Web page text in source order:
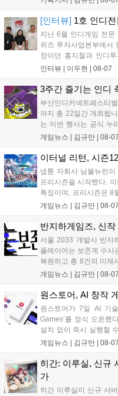
용자는 과제를 완수하
자드 장신구 등을 획득
[인터뷰] 1호 인디
지난 6월 인디게임 전문
위즈 투자사업본부에서
장이던 홍지철과 인디
장이던 이민정이 이사
들어왔다. 서비스 중인...
인터뷰 | 이두현 08-07
3주간 즐기는 인디
부산인디커넥트페스티
까지 총 22일간 개최됩
는 이번 행사는 공식 누
작을 제한 없이 체험할
세계 누구나 참여 가능
생태계 확장에 기여할 전
게임뉴스 | 김규만 08-07
이터널 리턴, 시즌
넵튠 자회사 님블뉴런
프리시즌을 시작했다.
특징이며, 프리시즌은 8
다. 실험체 관찰일지 추
대를 모으고 있다....
게임뉴스 | 김규만 08-07
반지하게임즈, 신
서울 2033 개발사 반지
플레이어는 보존계 수사
복원하고 총 8건의 미제
이번 게임은 정보 조합
개발에 박차를 가하고 있
게임뉴스 | 김규만 08-07
원스토어, AI 창작
원스토어가 7일 AI 기
Games’를 정식 오픈했
설치 없이 즉시 실행할
11일부터는 게임 실행
있는 환경을 조성해 창
으로 기대된다....
게임뉴스 | 김규만 08-07
히간: 이루실, 신규
가
히간 이루실이 신규 서